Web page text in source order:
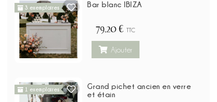
3 exemplaires Bar blanc IBIZA
79,20 € TTC
Ajouter
1 exemplaires
Grand pichet ancien en verre
et étain